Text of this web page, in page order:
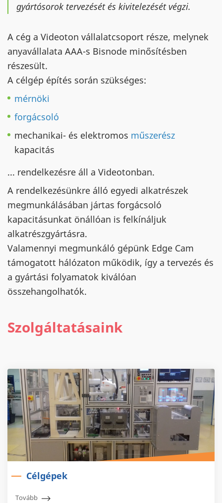
gyártósorok tervezését és kivitelezését végzi.
A cég a Videoton vállalatcsoport része, melynek
anyavállalata AAA-s Bisnode minősítésben
részesült.
A célgép építés során szükséges:
mérnöki
forgácsoló
mechanikai- és elektromos műszerész
kapacitás
... rendelkezésre áll a Videotonban.
A rendelkezésünkre álló egyedi alkatrészek
megmunkálásában jártas forgácsoló
kapacitásunkat önállóan is felkínáljuk
alkatrészgyártásra.
Valamennyi megmunkáló gépünk Edge Cam
támogatott hálózaton működik, így a tervezés és
a gyártási folyamatok kiválóan
összehangolhatók.
Szolgáltatásaink
Célgépek
Tovább